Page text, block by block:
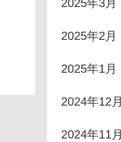
2025年3月
2025年2月
2025年1月
2024年12月
2024年11月